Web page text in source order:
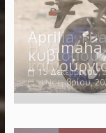
Η
4 Νοεμβρίου,